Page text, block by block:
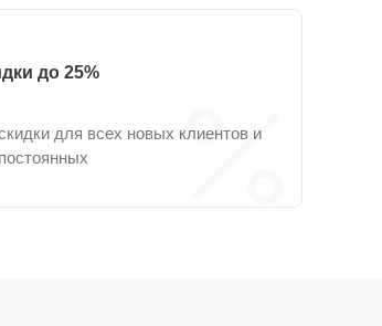
до 25%
для всех новых клиентов и